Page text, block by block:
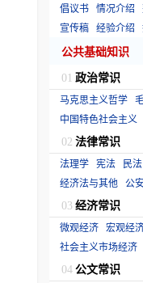
倡议书 情况介绍
宣传稿 经验介绍
公共基础知识
01 政治常识
马克思主义哲学
中国特色社会主义
02 法律常识
法理学 宪法 民法
经济法与其他 公
03 经济常识
微观经济 宏观经
社会主义市场经济
04 公文常识